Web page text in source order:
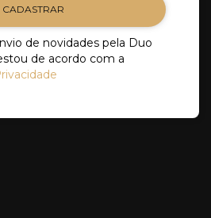
CADASTRAR
de novidades pela Duo
de acordo com a